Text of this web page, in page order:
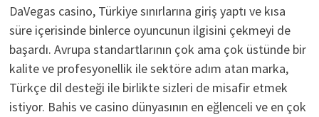
DaVegas casino, Türkiye sınırlarına giriş yaptı ve kısa
süre içerisinde binlerce oyuncunun ilgisini çekmeyi de
başardı. Avrupa standartlarının çok ama çok üstünde bir
kalite ve profesyonellik ile sektöre adım atan marka,
Türkçe dil desteği ile birlikte sizleri de misafir etmek
istiyor. Bahis ve casino dünyasının en eğlenceli ve en çok